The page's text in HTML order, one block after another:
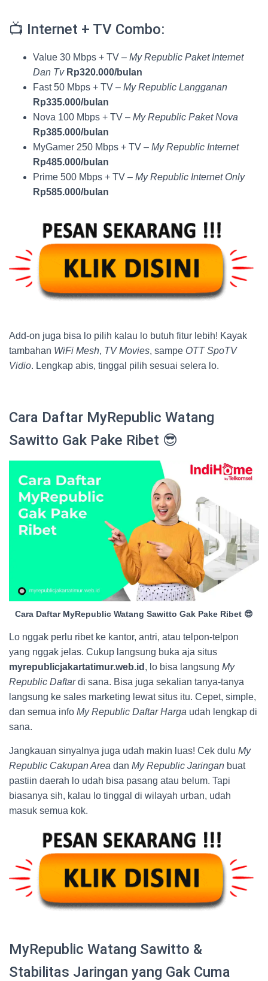
📺 Internet + TV Combo:
Value 30 Mbps + TV – My Republic Paket Internet
Dan Tv Rp320.000/bulan
Fast 50 Mbps + TV – My Republic Langganan
Rp335.000/bulan
Nova 100 Mbps + TV – My Republic Paket Nova
Rp385.000/bulan
MyGamer 250 Mbps + TV – My Republic Internet
Rp485.000/bulan
Prime 500 Mbps + TV – My Republic Internet Only
Rp585.000/bulan
Add-on juga bisa lo pilih kalau lo butuh fitur lebih! Kayak
tambahan WiFi Mesh, TV Movies, sampe OTT SpoTV
Vidio. Lengkap abis, tinggal pilih sesuai selera lo.
Cara Daftar MyRepublic Watang
Sawitto Gak Pake Ribet 😎
Cara Daftar MyRepublic Watang Sawitto Gak Pake Ribet 😎
Lo nggak perlu ribet ke kantor, antri, atau telpon-telpon
yang nggak jelas. Cukup langsung buka aja situs
myrepublicjakartatimur.web.id , lo bisa langsung My
Republic Daftardi sana. Bisa juga sekalian tanya-tanya
langsung ke sales marketing lewat situs itu. Cepet, simple,
dan semua info My Republic Daftar Harga udah lengkap di
sana.
Jangkauan sinyalnya juga udah makin luas! Cek dulu My
Republic Cakupan Area dan My Republic Jaringan buat
pastiin daerah lo udah bisa pasang atau belum. Tapi
biasanya sih, kalau lo tinggal di wilayah urban, udah
masuk semua kok.
MyRepublic Watang Sawitto &
Stabilitas Jaringan yang Gak Cuma